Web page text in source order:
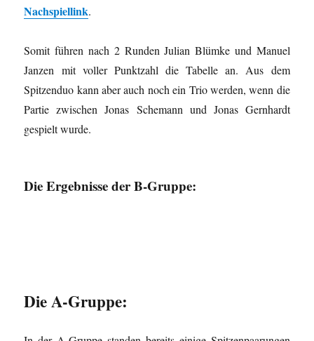
Nachspiellink.
Somit führen nach 2 Runden Julian Blümke und Manuel
Janzen mit voller Punktzahl die Tabelle an. Aus dem
Spitzenduo kann aber auch noch ein Trio werden, wenn die
Partie zwischen Jonas Schemann und Jonas Gernhardt
gespielt wurde.
Die Ergebnisse der B-Gruppe:
Die A-Gruppe: